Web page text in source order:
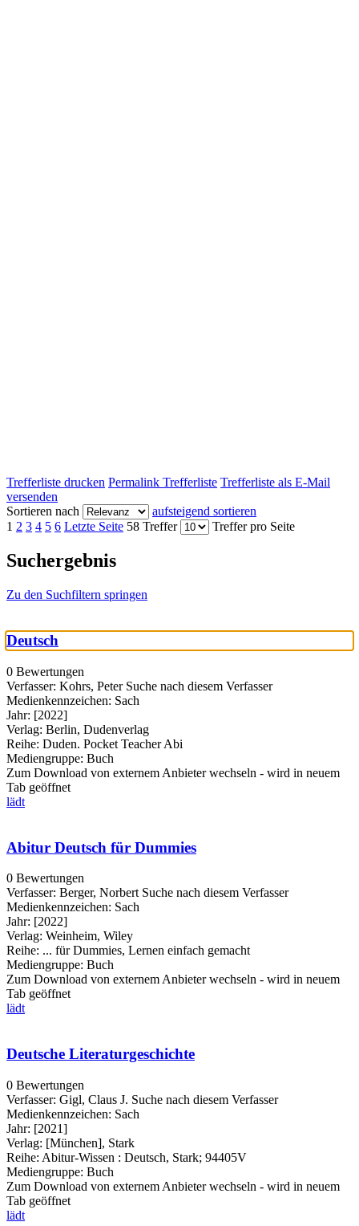
Trefferliste drucken Permalink Trefferliste Trefferliste als E-Mail
versenden
Sortieren nach
aufsteigend sortieren
1 2 3 4 5 6 Letzte Seite 58 Treffer Treffer pro Seite
Suchergebnis
Zu den Suchfiltern springen
Deutsch
0 Bewertungen
Verfasser: Kohrs, Peter Suche nach diesem Verfasser
Medienkennzeichen: Sach
Jahr: [2022]
Verlag: Berlin, Dudenverlag
Reihe: Duden. Pocket Teacher Abi
Mediengruppe: Buch
Zum Download von externem Anbieter wechseln - wird in neuem
Tab geöffnet
lädt
Abitur Deutsch für Dummies
0 Bewertungen
Verfasser: Berger, Norbert Suche nach diesem Verfasser
Medienkennzeichen: Sach
Jahr: [2022]
Verlag: Weinheim, Wiley
Reihe: ... für Dummies, Lernen einfach gemacht
Mediengruppe: Buch
Zum Download von externem Anbieter wechseln - wird in neuem
Tab geöffnet
lädt
Deutsche Literaturgeschichte
0 Bewertungen
Verfasser: Gigl, Claus J. Suche nach diesem Verfasser
Medienkennzeichen: Sach
Jahr: [2021]
Verlag: [München], Stark
Reihe: Abitur-Wissen : Deutsch, Stark; 94405V
Mediengruppe: Buch
Zum Download von externem Anbieter wechseln - wird in neuem
Tab geöffnet
lädt